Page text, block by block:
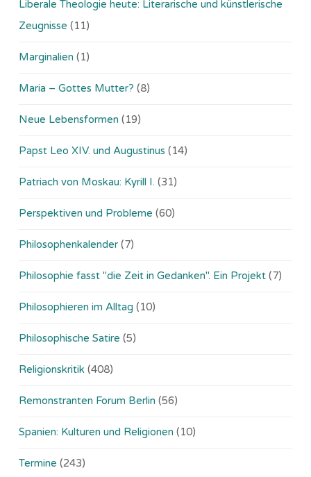
Liberale Theologie heute: Literarische und künstlerische
Zeugnisse (11)
Marginalien (1)
Maria – Gottes Mutter? (8)
Neue Lebensformen (19)
Papst Leo XIV. und Augustinus (14)
Patriach von Moskau: Kyrill I. (31)
Perspektiven und Probleme (60)
Philosophenkalender (7)
Philosophie fasst "die Zeit in Gedanken". Ein Projekt (7)
Philosophieren im Alltag (10)
Philosophische Satire (5)
Religionskritik (408)
Remonstranten Forum Berlin (56)
Spanien: Kulturen und Religionen (10)
Termine (243)